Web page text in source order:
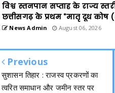
विश्व स्तनपान सप्ताह के राज्य
छत्तीसगढ़ के प्रथम "मातृ दूध कोष
News Admin August 06, 2026
Previous
सुशासन तिहार : राजस्व प्रकरणों का
त्वरित समाधान और जमीन स्तर पर